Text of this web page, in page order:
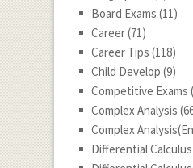
Board Exams (11)
Career(71)
Career Tips (118)
Child Develop (9)
Competitive Exams
Complex Analysis
Complex
Differential Calculus